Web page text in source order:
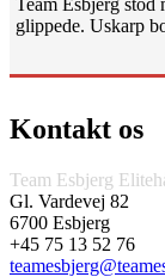
Team Esbjerg stod
glippede. Uskarp
Kontakt os
Team Esbjerg
Gl. Vardevej 82
6700 Esbjerg
+45 75 13 52 76